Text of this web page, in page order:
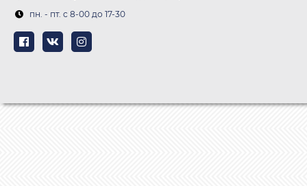
пн. - пт. c 8-00 до 17-30